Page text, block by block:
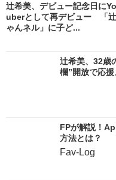
辻希美、デビュー記念日に
uberとして再デビュー 「
ゃんネル」に子ど...
辻希美、32歳
欄”開放で応
FPが解説！
方法とは？
Fav-Log